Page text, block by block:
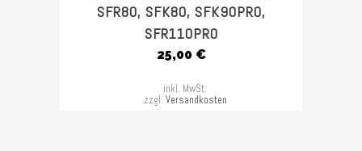
SFR80, SFK80, SFK90PRO,
SFR110PRO
25,00 €
inkl. MwSt.
zzgl. Versandkosten